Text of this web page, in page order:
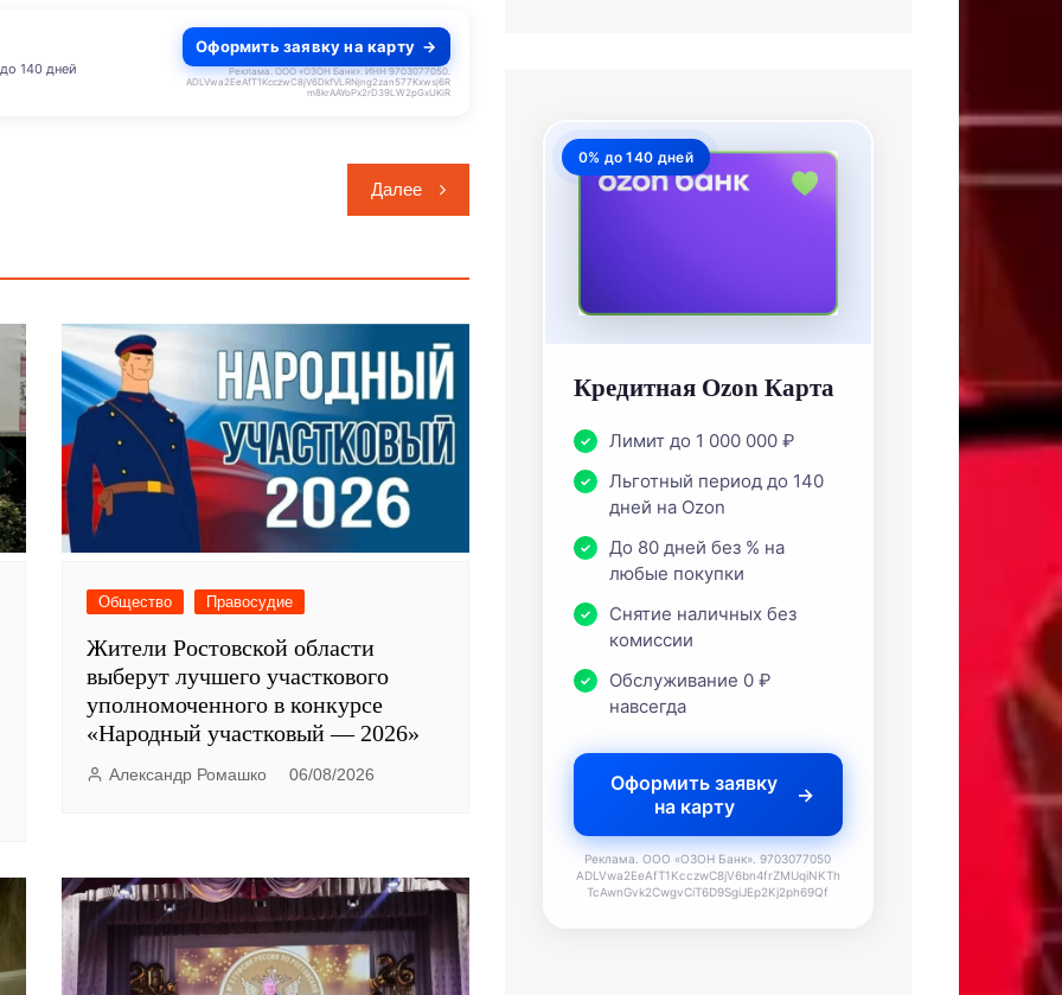
140 дней
Оформить заявку на карту
Реклама. ООО «ОЗОН Банк». ИНН 9703077050.
ADLVwa2EeAfT1KcczwC8jV6DkfVLRNjng2zan577Kxwsj6R
m8krAAYoPx2rD39LW2pGxUKiR
Далее
Общество Правосудие
Жители Ростовской области
выберут лучшего участкового
уполномоченного в конкурсе
«Народный участковый — 2026»
Александр Ромашко 06/08/2026
0% до 140 дней
Кредитная Ozon Карта
Лимит до 1 000 000 ₽
Льготный период до 140
дней на Ozon
До 80 дней без % на
любые покупки
Снятие наличных без
комиссии
Обслуживание 0 ₽
навсегда
Оформить заявку
на карту
Реклама. ООО «ОЗОН Банк». 9703077050
ADLVwa2EeAfT1KcczwC8jV6bn4frZMUqiNKTh
TcAwnGvk2CwgvCiT6D9SgiJEp2Kj2ph69Qf